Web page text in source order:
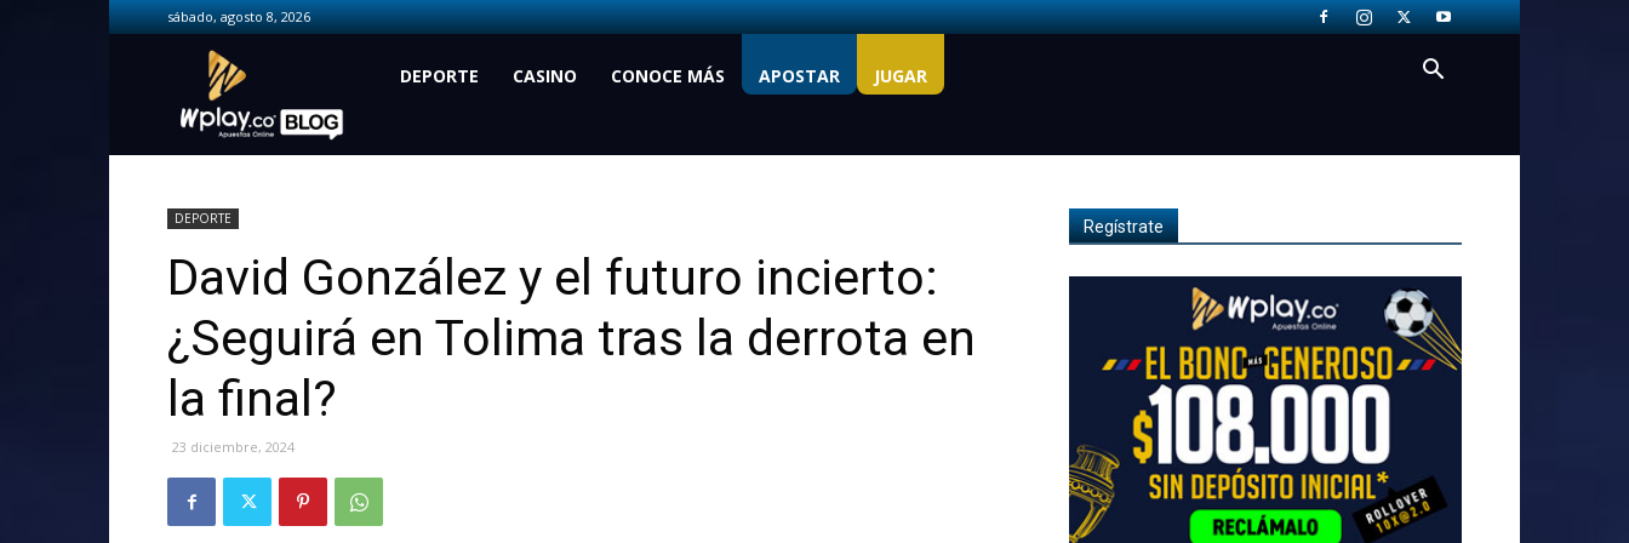
sábado, agosto 8, 2026
Wplay.co
DEPORTE CASINO CONOCE MÁS APOSTAR JUGAR
DEPORTE
David González y el futuro incierto:
¿Seguirá en Tolima tras la derrota en
la final?
23 diciembre, 2024
Regístrate